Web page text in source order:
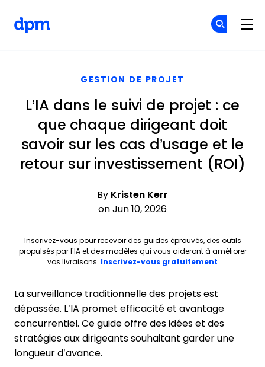
GESTION DE PROJET
L’IA dans le suivi de projet : ce
que chaque dirigeant doit
savoir sur les cas d’usage et le
retour sur investissement (ROI)
By Kristen Kerr
on Jun 10, 2026
Inscrivez-vous pour recevoir des guides éprouvés, des outils
propulsés par l’IA et des modèles qui vous aideront à améliorer
vos livraisons. Inscrivez-vous gratuitement
La surveillance traditionnelle des projets est
dépassée. L’IA promet efficacité et avantage
concurrentiel. Ce guide offre des idées et des
stratégies aux dirigeants souhaitant garder une
longueur d’avance.